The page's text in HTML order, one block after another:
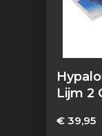
Lijm 2
€ 39,95